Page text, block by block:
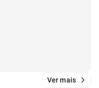
Ver mais